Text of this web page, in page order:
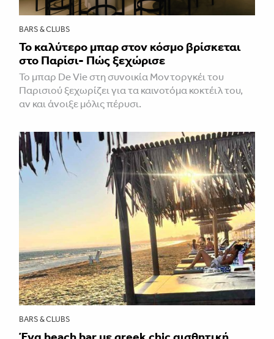
BARS & CLUBS
Το καλύτερο μπαρ στον κόσμο βρίσκεται
στο Παρίσι- Πώς ξεχώρισε
Το μπαρ De Vie στη συνοικία Μοντοργκέι του
Παρισιού ξεχωρίζει για τα καινοτόμα κοκτέιλ του,
αν και άνοιξε μόλις πέρυσι.
BARS & CLUBS